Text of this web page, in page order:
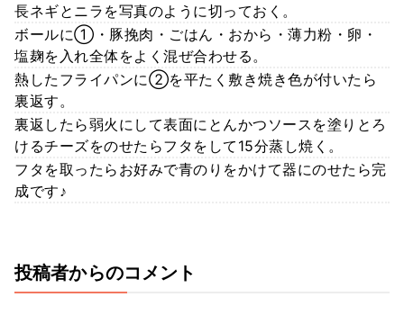
長ネギとニラを写真のように切っておく。
ボールに①・豚挽肉・ごはん・おから・薄力粉・卵・
塩麹を入れ全体をよく混ぜ合わせる。
熱したフライパンに②を平たく敷き焼き色が付いたら
裏返す。
裏返したら弱火にして表面にとんかつソースを塗りとろ
けるチーズをのせたらフタをして15分蒸し焼く。
フタを取ったらお好みで青のりをかけて器にのせたら完
成です♪
投稿者からのコメント